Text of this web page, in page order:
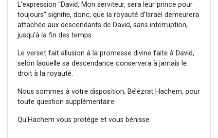
L'expression "David, Mon serviteur, sera leur prince pour
toujours" signifie, donc, que la royauté d’Israël demeurera
attachée aux descendants de David, sans interruption,
jusqu’à la fin des temps.
Le verset fait allusion à la promesse divine faite à David,
selon laquelle sa descendance conservera à jamais le
droit à la royauté.
Nous sommes à votre disposition, Bé’ézrat Hachem, pour
toute question supplémentaire.
Qu'Hachem vous protège et vous bénisse.